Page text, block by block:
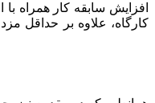
افزایش سابقه کار همراه